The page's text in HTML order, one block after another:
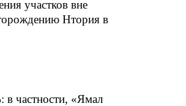
участков вне
Нтория в
частности, «Ямал